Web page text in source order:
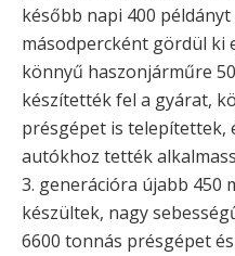
később napi 400
másodpercként gördül ki
könnyű haszonjárműre
készítették fel a gyárat,
présgépet is telepítettek,
autókhoz tették
3. generációra újabb 450
készültek, nagy
6600 tonnás présgépet